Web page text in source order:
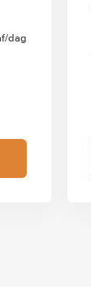
/dag